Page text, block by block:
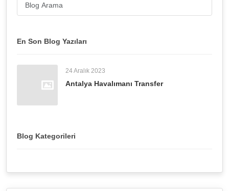
En Son Blog Yazıları
24 Aralık 2023
Antalya Havalımanı Transfer
Blog Kategorileri